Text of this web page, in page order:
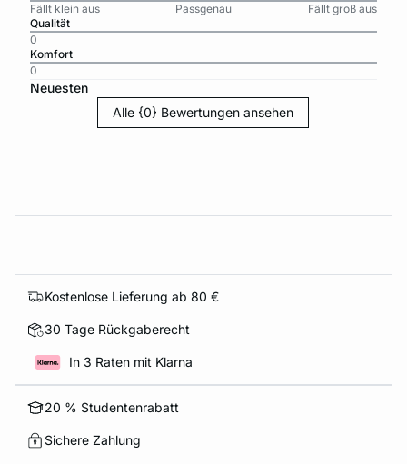
Fällt klein aus
Passgenau
Fällt groß aus
Qualität
0
Komfort
0
Neuesten
Alle {0} Bewertungen ansehen
Kostenlose Lieferung ab 80 €
30 Tage Rückgaberecht
In 3 Raten mit Klarna
20 % Studentenrabatt
Sichere Zahlung